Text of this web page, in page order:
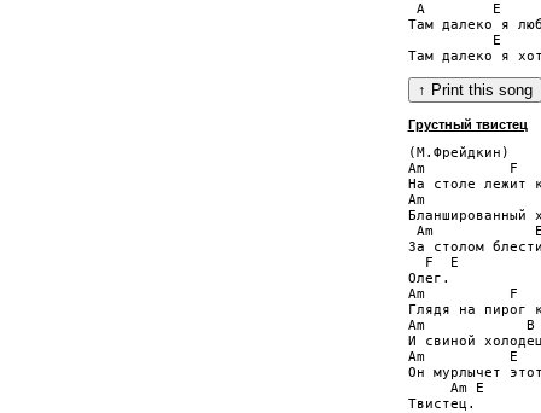
A        E
Там далеко я
E
Грустный твистец
(М.Фрейдкин)
Am          F
На столе лежит
Am
Бланшированный
Am
За столом
  F  E
Олег.
Am          F
Глядя на пирог
Am            B
И свиной
Am          E
Он мурлычет
     Am E
Твистец.